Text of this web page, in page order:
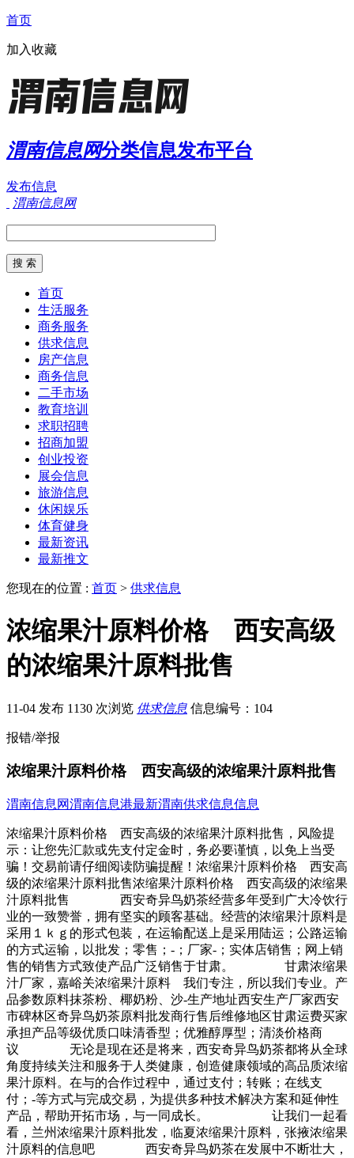
首页
加入收藏
渭南信息网分类信息发布平台
发布信息
渭南信息网
首页
生活服务
商务服务
供求信息
房产信息
商务信息
二手市场
教育培训
求职招聘
招商加盟
创业投资
展会信息
旅游信息
休闲娱乐
体育健身
最新资讯
最新推文
您现在的位置 : 首页 > 供求信息
浓缩果汁原料价格 西安高级
的浓缩果汁原料批售
11-04 发布 1130 次浏览 供求信息 信息编号：104
报错/举报
浓缩果汁原料价格 西安高级的浓缩果汁原料批售
渭南信息网渭南信息港最新渭南供求信息信息
浓缩果汁原料价格 西安高级的浓缩果汁原料批售，风险提
示：让您先汇款或先支付定金时，务必要谨慎，以免上当受
骗！交易前请仔细阅读防骗提醒！浓缩果汁原料价格 西安高
级的浓缩果汁原料批售浓缩果汁原料价格 西安高级的浓缩果
汁原料批售 西安奇异鸟奶茶经营多年受到广大冷饮行
业的一致赞誉，拥有坚实的顾客基础。经营的浓缩果汁原料是
采用１ｋｇ的形式包装，在运输配送上是采用陆运；公路运输
的方式运输，以批发；零售；-；厂家-；实体店销售；网上销
售的销售方式致使产品广泛销售于甘肃。 甘肃浓缩果
汁厂家，嘉峪关浓缩果汁原料 我们专注，所以我们专业。产
品参数原料抹茶粉、椰奶粉、沙-生产地址西安生产厂家西安
市碑林区奇异鸟奶茶原料批发商行售后维修地区甘肃运费买家
承担产品等级优质口味清香型；优雅醇厚型；清淡价格商
议 无论是现在还是将来，西安奇异鸟奶茶都将从全球
角度持续关注和服务于人类健康，创造健康领域的高品质浓缩
果汁原料。在与的合作过程中，通过支付；转账；在线支
付；-等方式与完成交易，为提供多种技术解决方案和延伸性
产品，帮助开拓市场，与一同成长。 让我们一起看
看，兰州浓缩果汁原料批发，临夏浓缩果汁原料，张掖浓缩果
汁原料的信息吧 西安奇异鸟奶茶在发展中不断壮大，